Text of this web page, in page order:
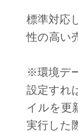
標準対応
性の高い
※環境デ
設定すれ
イルを更
実行した